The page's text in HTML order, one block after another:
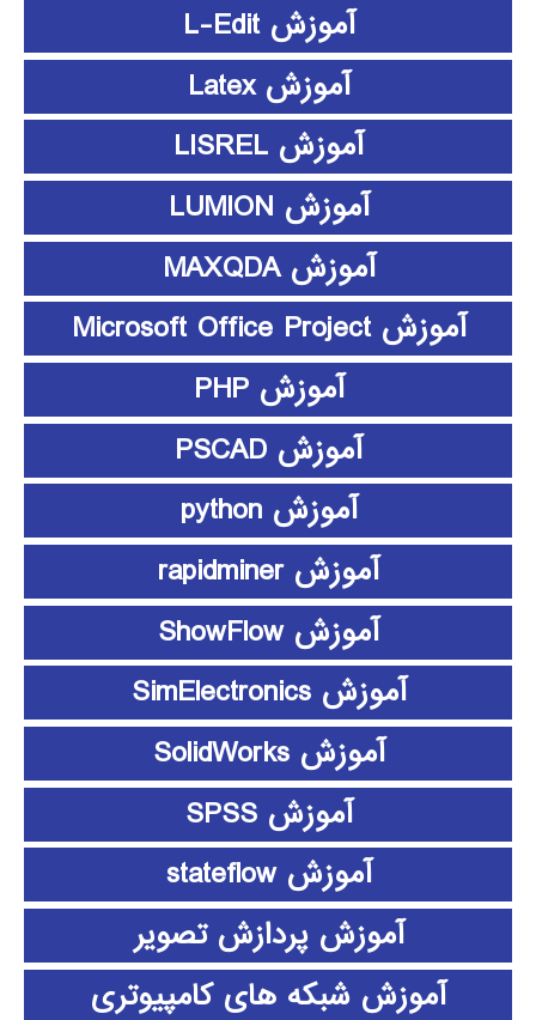
آموزش L-Edit
آموزش Latex
آموزش LISREL
آموزش LUMION
آموزش MAXQDA
آموزش Microsoft Office Project
آموزش PHP
آموزش PSCAD
آموزش python
آموزش rapidminer
آموزش ShowFlow
آموزش SimElectronics
آموزش SolidWorks
آموزش SPSS
آموزش stateflow
آموزش پردازش تصویر
آموزش شبکه های کامپیوتری